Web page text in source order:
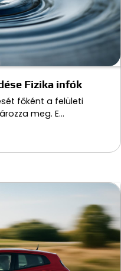
Fizika infók
főként a felületi
meg. E…